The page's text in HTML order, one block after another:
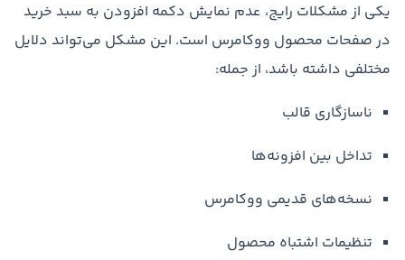
یکی از مشکلات رایج، عدم نمایش دکمه افزودن به سبد خرید
در صفحات محصول ووکامرس است. این مشکل می‌تواند دلایل
مختلفی داشته باشد، از جمله:
ناسازگاری قالب
تداخل بین افزونه‌ها
نسخه‌های قدیمی ووکامرس
تنظیمات اشتباه محصول